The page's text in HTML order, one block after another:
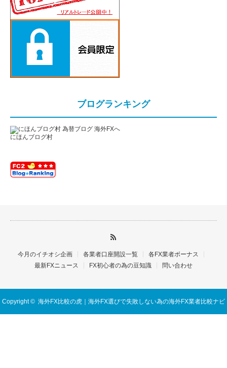
ブログランキング
にほんブログ村
今月のイチオシ企画 各業者口座開設一覧
各FX業者ボーナス
最新FXニュース
FX初心者の為の豆知識 問い合わせ
Copyright © 海外FX比較の虎｜海外FX選びで失敗しない為の海外FX業者比較ナビ